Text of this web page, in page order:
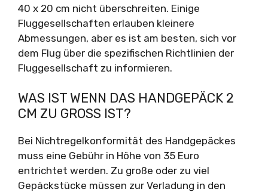
40 x 20 cm nicht überschreiten. Einige
Fluggesellschaften erlauben kleinere
Abmessungen, aber es ist am besten, sich vor
dem Flug über die spezifischen Richtlinien der
Fluggesellschaft zu informieren.
WAS IST WENN DAS HANDGEPÄCK 2
CM ZU GROSS IST?
Bei Nichtregelkonformität des Handgepäckes
muss eine Gebühr in Höhe von 35 Euro
entrichtet werden. Zu große oder zu viel
Gepäckstücke müssen zur Verladung in den